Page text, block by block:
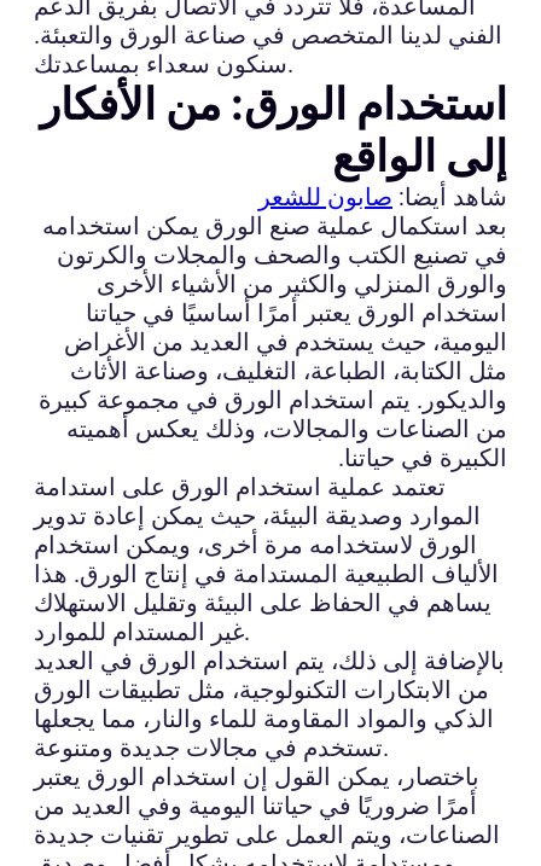
المساعدة، فلا تتردد في الاتصال بفريق الدعم
الفني لدينا المتخصص في صناعة الورق والتعبئة.
سنكون سعداء بمساعدتك.
استخدام الورق: من الأفكار
إلى الواقع
شاهد أيضا: صابون للشعر
بعد استكمال عملية صنع الورق يمكن استخدامه
في تصنيع الكتب والصحف والمجلات والكرتون
والورق المنزلي والكثير من الأشياء الأخرى
استخدام الورق يعتبر أمرًا أساسيًا في حياتنا
اليومية، حيث يستخدم في العديد من الأغراض
مثل الكتابة، الطباعة، التغليف، وصناعة الأثاث
والديكور. يتم استخدام الورق في مجموعة كبيرة
من الصناعات والمجالات، وذلك يعكس أهميته
الكبيرة في حياتنا.
تعتمد عملية استخدام الورق على استدامة
الموارد وصديقة البيئة، حيث يمكن إعادة تدوير
الورق لاستخدامه مرة أخرى، ويمكن استخدام
الألياف الطبيعية المستدامة في إنتاج الورق. هذا
يساهم في الحفاظ على البيئة وتقليل الاستهلاك
غير المستدام للموارد.
بالإضافة إلى ذلك، يتم استخدام الورق في العديد
من الابتكارات التكنولوجية، مثل تطبيقات الورق
الذكي والمواد المقاومة للماء والنار، مما يجعلها
تستخدم في مجالات جديدة ومتنوعة.
باختصار، يمكن القول إن استخدام الورق يعتبر
أمرًا ضروريًا في حياتنا اليومية وفي العديد من
الصناعات، ويتم العمل على تطوير تقنيات جديدة